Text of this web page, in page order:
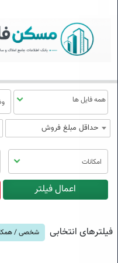
مسکن فایل |
منوی
مسکن
حداقل مبلغ فروش
امکانات
فیلترهای انتخابی شخصی /